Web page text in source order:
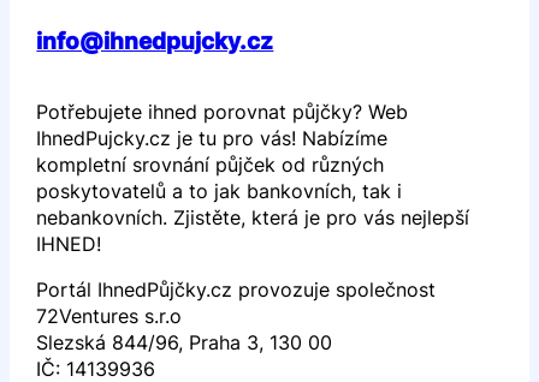
info@ihnedpujcky.cz
Potřebujete ihned porovnat půjčky? Web
IhnedPujcky.cz je tu pro vás! Nabízíme
kompletní srovnání půjček od různých
poskytovatelů a to jak bankovních, tak i
nebankovních. Zjistěte, která je pro vás nejlepší
IHNED!
Portál IhnedPůjčky.cz provozuje společnost
72Ventures s.r.o
Slezská 844/96, Praha 3, 130 00
IČ: 14139936